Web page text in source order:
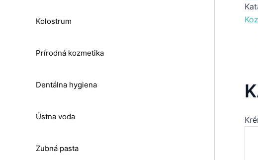
Kolostrum
Prírodná kozmetika
Dentálna hygiena
Ústna voda
Zubná pasta